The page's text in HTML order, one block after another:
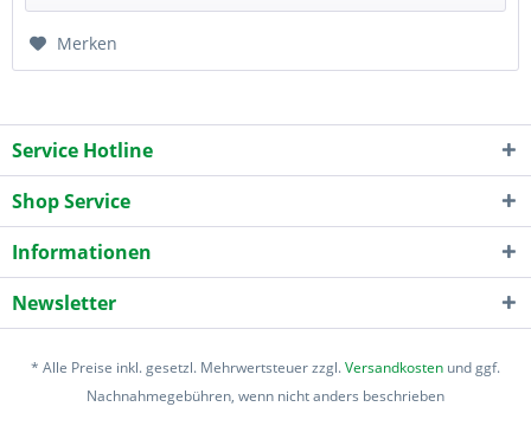
Merken
Service Hotline
Shop Service
Informationen
Newsletter
* Alle Preise inkl. gesetzl. Mehrwertsteuer zzgl.Versandkosten und ggf.
Nachnahmegebühren, wenn nicht anders beschrieben